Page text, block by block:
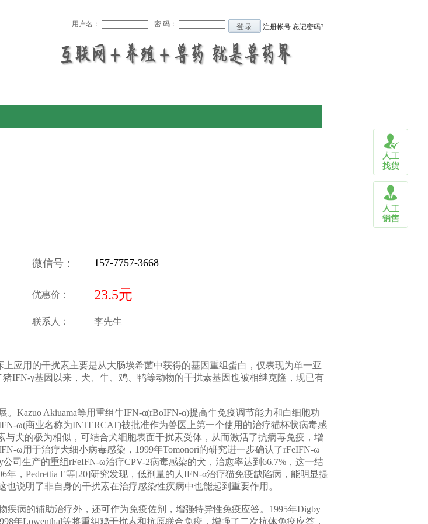
用户名： 密 码： 登录 注册帐号 忘记密码?
微信号 ： 157-7757-3668
优惠价： 23.5元
联系人： 李先生
应用的干扰素主要是从大肠埃希菌中获得的基因重组蛋白，仅表现为单一亚
猪IFN-γ基因以来，犬、牛、鸡、鸭等动物的干扰素基因也被相继克隆，现已有
Kazuo Akiuama等用重组牛IFN-α(rBoIFN-α)提高牛免疫调节能力和白细胞功
ω(商业名称为INTERCAT)被批准作为兽医上第一个使用的治疗猫杯状病毒感
与犬的极为相似，可结合犬细胞表面干扰素受体，从而激活了抗病毒免疫，增
ω用于治疗犬细小病毒感染，1999年Tomonori的研究进一步确认了rFeIFN-ω
司生产的重组rFeIFN-ω治疗CPV-2病毒感染的犬，治愈率达到66.7%，这一结
，Pedrettia E等[20]研究发现，低剂量的人IFN-α治疗猫免疫缺陷病，能明显提
说明了非自身的干扰素在治疗感染性疾病中也能起到重要作用。
病的辅助治疗外，还可作为免疫佐剂，增强特异性免疫应答。1995年Digby
年Lowenthal等将重组鸡干扰素和抗原联合免疫，增强了二次抗体免疫应答，